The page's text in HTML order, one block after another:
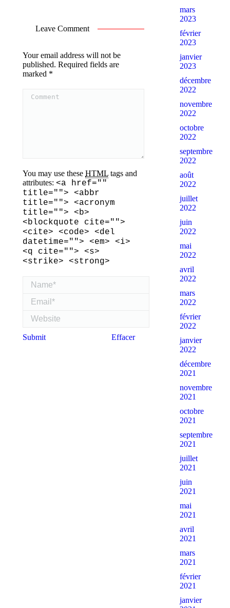
Leave Comment
Your email address will not be
published. Required fields are
marked *
You may use these HTML tags and
attributes: <a href=""
title=""> <abbr
title=""> <acronym
title=""> <b>
<blockquote cite="">
<cite> <code> <del
datetime=""> <em> <i>
<q cite=""> <s>
<strike> <strong>
Name *
Email *
Website
Effacer
Submit
mars
2023
février
2023
janvier
2023
décembre
2022
novembre
2022
octobre
2022
septembre
2022
août
2022
juillet
2022
juin
2022
mai
2022
avril
2022
mars
2022
février
2022
janvier
2022
décembre
2021
novembre
2021
octobre
2021
septembre
2021
juillet
2021
juin
2021
mai
2021
avril
2021
mars
2021
février
2021
janvier